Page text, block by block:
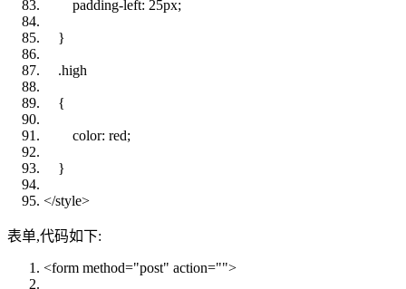
padding-left: 25px;
}
.high
{
color: red;
}
</style>
表单,代码如下:
<form method="post" action="">